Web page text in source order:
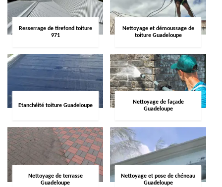
Resserrage de tirefond toiture
971
Nettoyage et démoussage de
toiture Guadeloupe
Etanchéité toiture Guadeloupe
Nettoyage de façade
Guadeloupe
Nettoyage de terrasse
Guadeloupe
Nettoyage et pose de chéneau
Guadeloupe